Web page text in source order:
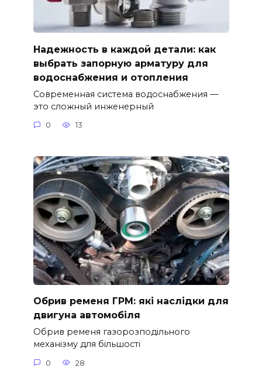
Надежность в каждой детали: как
выбрать запорную арматуру для
водоснабжения и отопления
Современная система водоснабжения —
это сложный инженерный
0 13
Обрив ременя ГРМ: які наслідки для
двигуна автомобіля
Обрив ременя газорозподільного
механізму для більшості
0 28